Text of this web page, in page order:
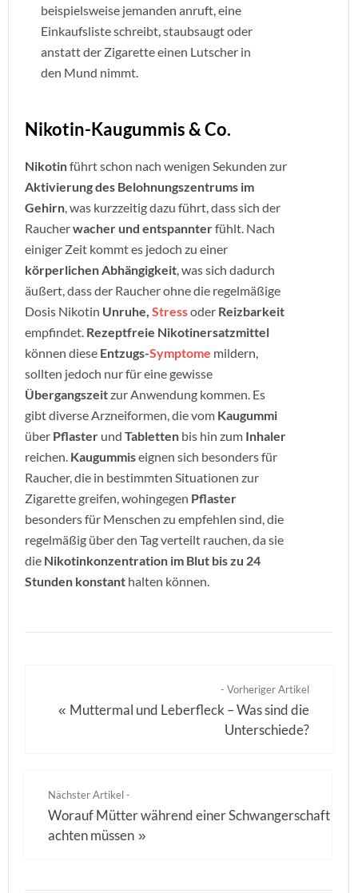
beispielsweise jemanden anruft, eine
Einkaufsliste schreibt, staubsaugt oder
anstatt der Zigarette einen Lutscher in
den Mund nimmt.
Nikotin-Kaugummis & Co.
Nikotinführt schon nach wenigen Sekunden zur
Aktivierung des Belohnungszentrums im
Gehirn, was kurzzeitig dazu führt, dass sich der
Raucherwacher und entspannterfühlt. Nach
einiger Zeit kommt es jedoch zu einer
körperlichen Abhängigkeit, was sich dadurch
äußert, dass der Raucher ohne die regelmäßige
Dosis Nikotin Unruhe, Stressoder Reizbarkeit
empfindet. Rezeptfreie Nikotinersatzmittel
können diese Entzugs-Symptome mildern,
sollten jedoch nur für eine gewisse
Übergangszeitzur Anwendung kommen. Es
gibt diverse Arzneiformen, die vom Kaugummi
über Pflaster und Tabletten bis hin zum Inhaler
reichen. Kaugummiseignen sich besonders für
Raucher, die in bestimmten Situationen zur
Zigarette greifen, wohingegen Pflaster
besonders für Menschen zu empfehlen sind, die
regelmäßig über den Tag verteilt rauchen, da sie
die Nikotinkonzentration im Blut bis zu 24
Stunden konstant halten können.
- Vorheriger Artikel
« Muttermal und Leberfleck – Was sind die
Unterschiede?
Nächster Artikel -
Worauf Mütter während einer Schwangerschaft
achten müssen »